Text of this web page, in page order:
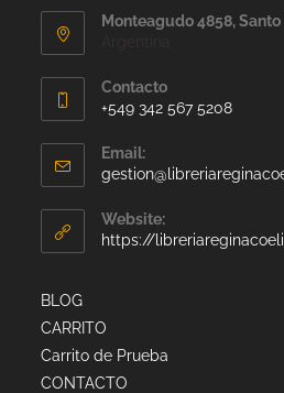
Monteagudo 4858, Santo
Contacto
+549 342 567 5208
Email:
Website:
https://
BLOG
CARRITO
Carrito de Prueba
CONTACTO